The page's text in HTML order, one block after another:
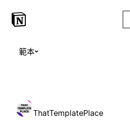
範本
ThatTemplatePlace